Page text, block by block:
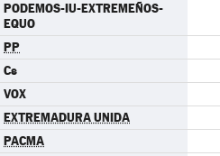
PODEMOS-IU-EXTREMEÑOS-
EQUO
PP
Cs
VOX
EXTREMADURA UNIDA
PACMA